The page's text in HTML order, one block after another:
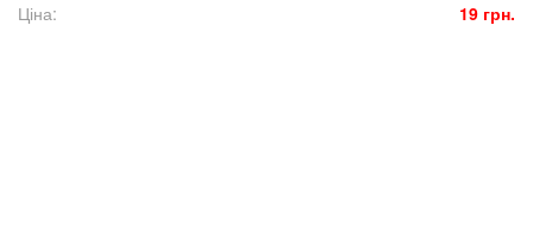
Ціна:
19 грн.